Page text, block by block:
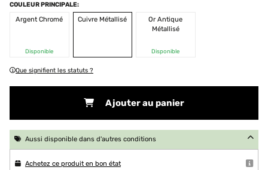
COULEUR PRINCIPALE:
Argent Chromé
Disponible
Cuivre Métallisé
Or Antique
Métallisé
Disponible
Que signifient les statuts ?
Ajouter au panier
Aussi disponible dans d'autres conditions
Achetez ce produit en bon état